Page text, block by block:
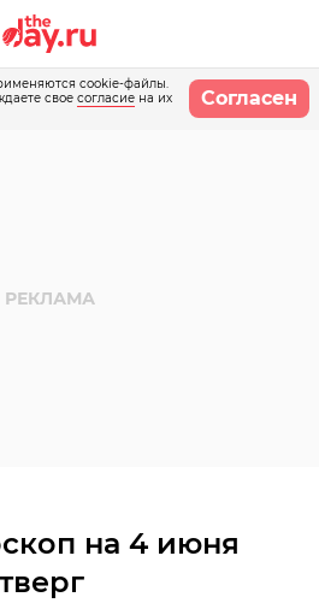
cookie-файлы.
свое согласие на их
Согласен
на 4 июня